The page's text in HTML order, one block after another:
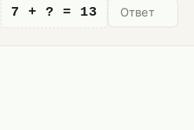
7 + ? = 13